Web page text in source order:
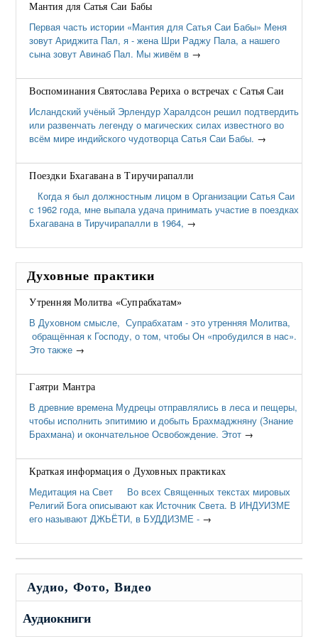
Мантия для Сатья Саи Бабы
Первая часть истории «Мантия для Сатья Саи Бабы» Меня
зовут Ариджита Пал, я - жена Шри Раджу Пала, а нашего
сына зовут Авинаб Пал. Мы живём в →
Воспоминания Святослава Рериха о встречах с Сатья Саи
Исландский учёный Эрлендур Харалдсон решил подтвердить
или развенчать легенду о магических силах известного во
всём мире индийского чудотворца Сатья Саи Бабы. →
Поездки Бхагавана в Тиручирапалли
Когда я был должностным лицом в Организации Сатья Саи
с 1962 года, мне выпала удача принимать участие в поездках
Бхагавана в Тиручирапалли в 1964, →
Духовные практики
Утренняя Молитва «Супрабхатам»
В Духовном смысле, Супрабхатам - это утренняя Молитва,
обращённая к Господу, о том, чтобы Он «пробудился в нас».
Это также →
Гаятри Мантра
В древние времена Мудрецы отправлялись в леса и пещеры,
чтобы исполнить эпитимию и добыть Брахмаджняну (Знание
Брахмана) и окончательное Освобождение. Этот →
Краткая информация о Духовных практиках
Медитация на Свет Во всех Священных текстах мировых
Религий Бога описывают как Источник Света. В ИНДУИЗМЕ
его называют ДЖЬЁТИ, в БУДДИЗМЕ - →
Аудио, Фото, Видео
Аудиокниги